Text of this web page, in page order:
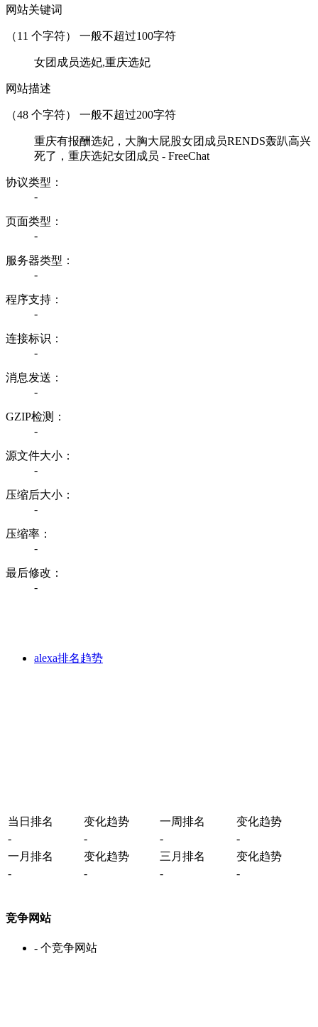
网站关键词
（11 个字符） 一般不超过100字符
女团成员选妃,重庆选妃
网站描述
（48 个字符） 一般不超过200字符
重庆有报酬选妃，大胸大屁股女团成员RENDS轰趴高兴
死了，重庆选妃女团成员 - FreeChat
协议类型：
-
页面类型：
-
服务器类型：
-
程序支持：
-
连接标识：
-
消息发送：
-
GZIP检测：
-
源文件大小：
-
压缩后大小：
-
压缩率：
-
最后修改：
-
alexa排名趋势
当日排名 变化趋势 一周排名
变化趋势
-
- -
-
一月排名
变化趋势 三月排名
变化趋势
-
- - -
竞争网站
- 个竞争网站